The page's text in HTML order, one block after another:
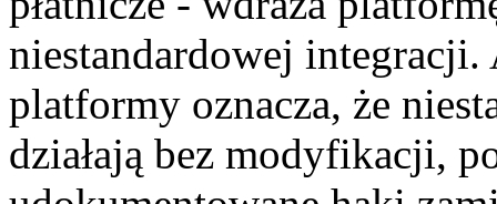
niestandardowej
platformy oznacza, że
działają bez modyfikacji,